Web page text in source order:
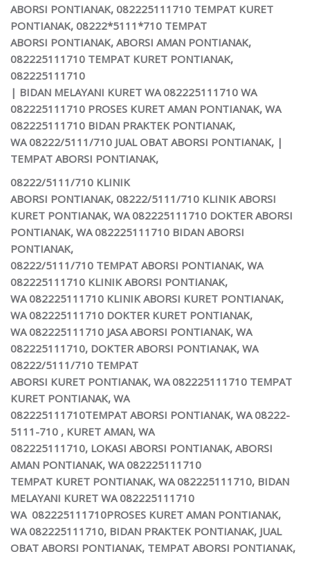
ABORSI PONTIANAK, 082225111710 TEMPAT KURET
PONTIANAK, 08222*5111*710 TEMPAT
ABORSI PONTIANAK, ABORSI AMAN PONTIANAK,
082225111710 TEMPAT KURET PONTIANAK,
082225111710
| BIDAN MELAYANI KURET WA 082225111710 WA
082225111710 PROSES KURET AMAN PONTIANAK, WA
082225111710 BIDAN PRAKTEK PONTIANAK,
WA 08222/5111/710 JUAL OBAT ABORSI PONTIANAK, |
TEMPAT ABORSI PONTIANAK,
08222/5111/710 KLINIK
ABORSI PONTIANAK, 08222/5111/710 KLINIK ABORSI
KURET PONTIANAK, WA 082225111710 DOKTER ABORSI
PONTIANAK, WA 082225111710 BIDAN ABORSI
PONTIANAK,
08222/5111/710 TEMPAT ABORSI PONTIANAK, WA
082225111710 KLINIK ABORSI PONTIANAK,
WA 082225111710 KLINIK ABORSI KURET PONTIANAK,
WA 082225111710 DOKTER KURET PONTIANAK,
WA 082225111710 JASA ABORSI PONTIANAK, WA
082225111710, DOKTER ABORSI PONTIANAK, WA
08222/5111/710 TEMPAT
ABORSI KURET PONTIANAK, WA 082225111710 TEMPAT
KURET PONTIANAK, WA
082225111710TEMPAT ABORSI PONTIANAK, WA 08222-
5111-710 , KURET AMAN, WA
082225111710, LOKASI ABORSI PONTIANAK, ABORSI
AMAN PONTIANAK, WA 082225111710
TEMPAT KURET PONTIANAK, WA 082225111710, BIDAN
MELAYANI KURET WA 082225111710
WA 082225111710PROSES KURET AMAN PONTIANAK,
WA 082225111710, BIDAN PRAKTEK PONTIANAK, JUAL
OBAT ABORSI PONTIANAK, TEMPAT ABORSI PONTIANAK,